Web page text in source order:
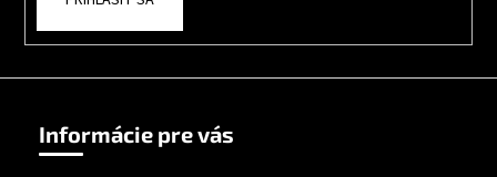
Informácie pre vás